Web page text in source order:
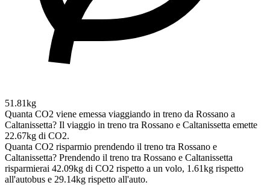
51.81kg
Quanta CO2 viene emessa viaggiando in treno da Rossano a
Caltanissetta? Il viaggio in treno tra Rossano e Caltanissetta emette
22.67kg di CO2.
Quanta CO2 risparmio prendendo il treno tra Rossano e
Caltanissetta? Prendendo il treno tra Rossano e Caltanissetta
risparmierai 42.09kg di CO2 rispetto a un volo, 1.61kg rispetto
all'autobus e 29.14kg rispetto all'auto.